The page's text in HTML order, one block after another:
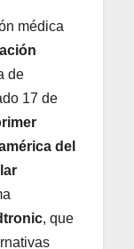
médica
de
17 de
del
, que